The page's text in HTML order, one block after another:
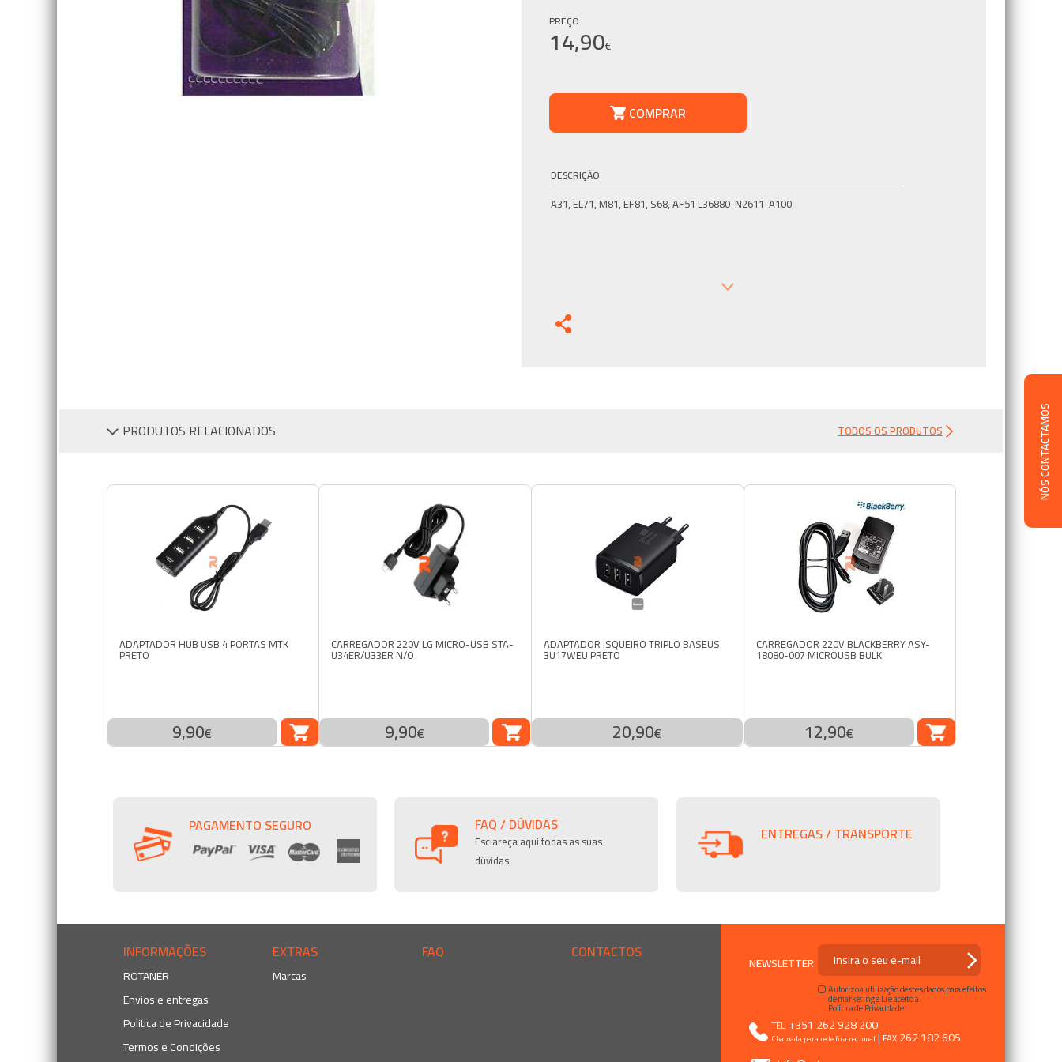
NÓS CONTACTAMOS
PREÇO
14,90€
COMPRAR
DESCRIÇÃO
A31, EL71, M81, EF81, S68, AF51 L36880-N2611-A100
PRODUTOS RELACIONADOS TODOS OS PRODUTOS
ADAPTADOR HUB USB 4 PORTAS MTK
PRETO
9,90€ COMPRAR
CARREGADOR 220V LG MICRO-USB STA-
U34ER/U33ER N/O
9,90€
ADAPTADOR ISQUEIRO TRIPLO BASEUS
3U17WEU PRETO
20,90€
CARREGADOR 220V BLACKBERRY ASY-
18080-007 MICROUSB BULK
12,90€ COMPRAR
PAGAMENTO SEGURO FAQ / DÚVIDAS
Esclareça aqui todas as suas
dúvidas.
ENTREGAS / TRANSPORTE
INFORMAÇÕES
ROTANER
Envios e entregas
Politica de Privacidade
Termos e Condições
EXTRAS
Marcas
FAQ CONTACTOS NEWSLETTER
Autorizo a utilização destes dados para efeitos
de marketing e Li e aceito a
Política de Privacidade
TEL. +351 262 928 200
Chamada para rede fixa nacional | FAX 262 182 605